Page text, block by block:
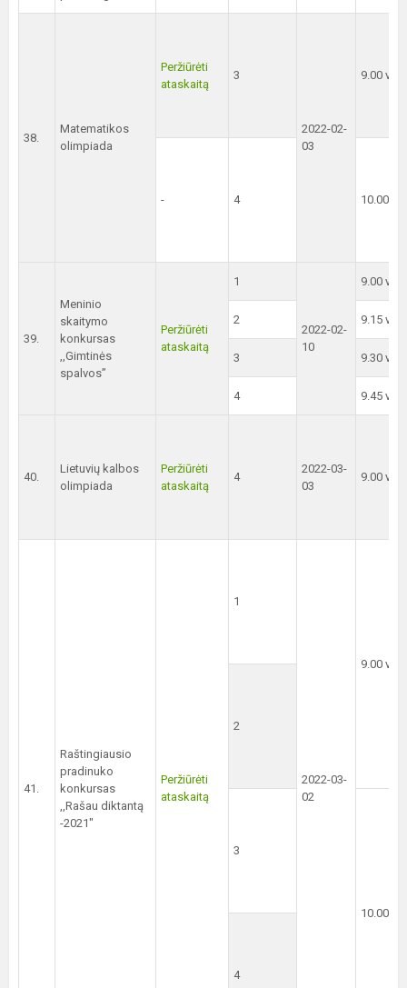
38.
Matematikos
olimpiada
Peržiūrėti
ataskaitą
3
2022-02-
03
9.00 val.
- 4 10.00
39.
Meninio
skaitymo
konkursas
,,Gimtinės
spalvos”
Peržiūrėti
ataskaitą
1
2022-02-
10
9.00 val.
2 9.15 val.
3 9.30 val.
4 9.45 val.
40.
Lietuvių kalbos
olimpiada
Peržiūrėti
ataskaitą
4
2022-03-
03
9.00 val.
41.
Raštingiausio
pradinuko
konkursas
,,Rašau diktantą
-2021″
Peržiūrėti
ataskaitą
1
2022-03-
02
9.00 val.
2
3
10.00
4